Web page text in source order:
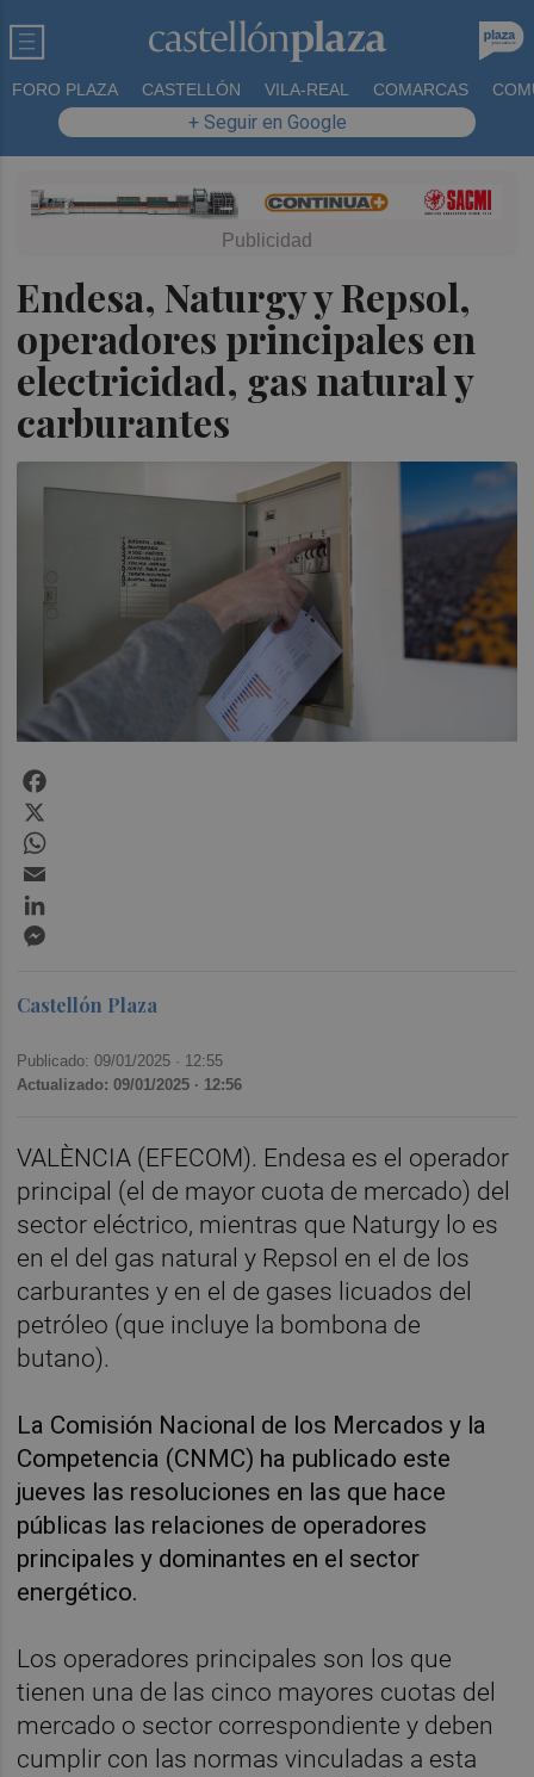
FORO PLAZA CASTELLÓN VILA-REAL COMARCAS
+ Seguir en Google
Endesa, Naturgy y Repsol,
operadores principales en
electricidad, gas natural y
carburantes
Castellón Plaza
Publicado: 09/01/2025 · 12:55
Actualizado: 09/01/2025 · 12:56
VALÈNCIA (EFECOM). Endesa es el operador
principal (el de mayor cuota de mercado) del
sector eléctrico, mientras que Naturgy lo es
en el del gas natural y Repsol en el de los
carburantes y en el de gases licuados del
petróleo (que incluye la bombona de
butano).
La Comisión Nacional de los Mercados y la
Competencia (CNMC) ha publicado este
jueves las resoluciones en las que hace
públicas las relaciones de operadores
principales y dominantes en el sector
energético.
Los operadores principales son los que
tienen una de las cinco mayores cuotas del
mercado o sector correspondiente y deben
cumplir con las normas vinculadas a esta